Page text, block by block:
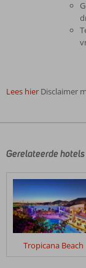
Lees hier Disclaimer
door
klanten
geschreven
na
hun
verblijf
Eken
Gerelateerde hotels
Tropicana Beach